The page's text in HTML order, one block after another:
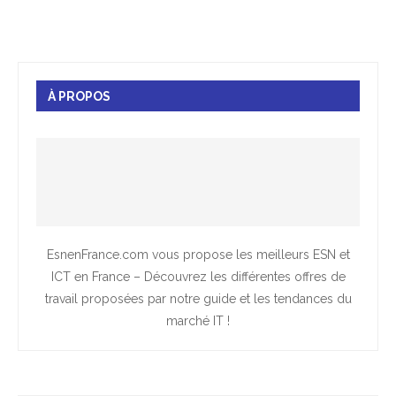
À PROPOS
EsnenFrance.com vous propose les meilleurs ESN et
ICT en France – Découvrez les différentes offres de
travail proposées par notre guide et les tendances du
marché IT !